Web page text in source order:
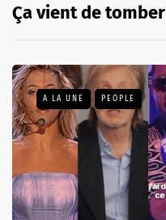
Ça vient de tomber
A LA UNE PEOPLE